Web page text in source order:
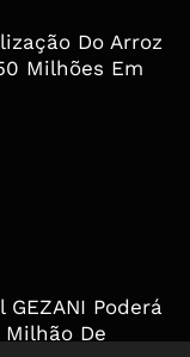
Do Arroz
Milhões Em
Poderá
De